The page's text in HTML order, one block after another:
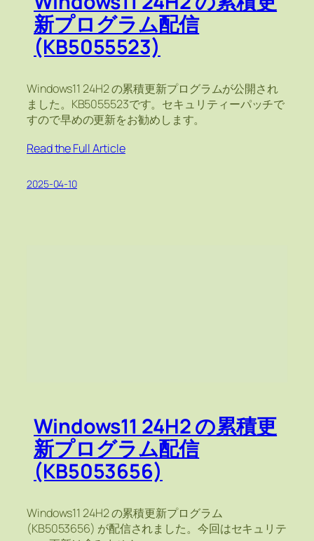
新プログラム配信
(KB5055523)
Windows11 24H2 の累積更新プログラムが公開され
ました。KB5055523です。セキュリティーパッチで
すので早めの更新をお勧めします。
Read the Full Article
2025-04-10
Windows11 24H2 の累積更
新プログラム配信
(KB5053656)
Windows11 24H2 の累積更新プログラム
(KB5053656) が配信されました。今回はセキュリテ